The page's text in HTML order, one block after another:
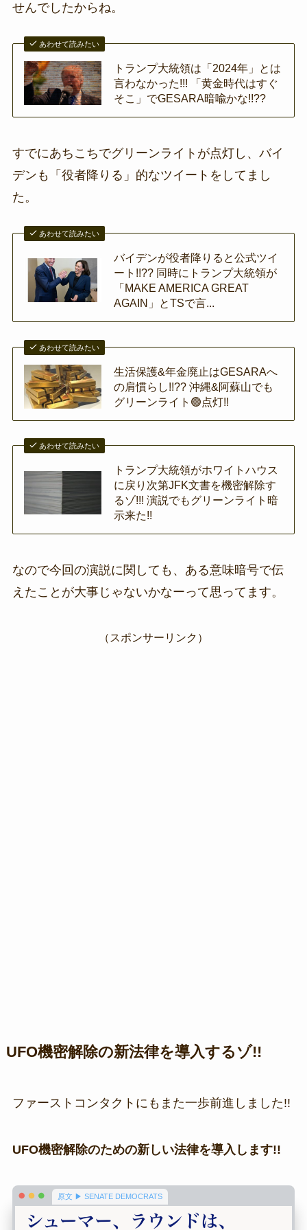
せんでしたからね。
あわせて読みたい
トランプ大統領は「2024年」とは
言わなかった!!! 「黄金時代はすぐ
そこ」でGESARA暗喩かな!!??
すでにあちこちでグリーンライトが点灯し、バイ
デンも「役者降りる」的なツイートをしてまし
た。
あわせて読みたい
バイデンが役者降りると公式ツイ
ート!!?? 同時にトランプ大統領が
「MAKE AMERICA GREAT
AGAIN」とTSで言...
あわせて読みたい
生活保護&年金廃止はGESARAへ
の肩慣らし!!?? 沖縄&阿蘇山でも
グリーンライト🟢点灯!!
あわせて読みたい
トランプ大統領がホワイトハウス
に戻り次第JFK文書を機密解除す
るゾ!!! 演説でもグリーンライト暗
示来た!!
なので今回の演説に関しても、ある意味暗号で伝
えたことが大事じゃないかなーって思ってます。
（スポンサーリンク）
UFO機密解除の新法律を導入するゾ!!
ファーストコンタクトにもまた一歩前進しました!!
UFO機密解除のための新しい法律を導入します!!
原文 ▶ SENATE DEMOCRATS